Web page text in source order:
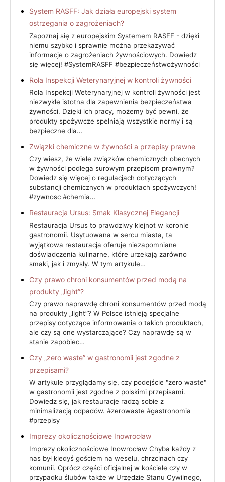
System RASFF: Jak działa europejski system
ostrzegania o zagrożeniach?
Zapoznaj się z europejskim Systemem RASFF - dzięki
niemu szybko i sprawnie można przekazywać
informacje o zagrożeniach żywnościowych. Dowiedz
się więcej! #SystemRASFF #bezpieczeństwożywności
Rola Inspekcji Weterynaryjnej w kontroli żywności
Rola Inspekcji Weterynaryjnej w kontroli żywności jest
niezwykle istotna dla zapewnienia bezpieczeństwa
żywności. Dzięki ich pracy, możemy być pewni, że
produkty spożywcze spełniają wszystkie normy i są
bezpieczne dla…
Związki chemiczne w żywności a przepisy prawne
Czy wiesz, że wiele związków chemicznych obecnych
w żywności podlega surowym przepisom prawnym?
Dowiedz się więcej o regulacjach dotyczących
substancji chemicznych w produktach spożywczych!
#zywnosc #chemia…
Restauracja Ursus: Smak Klasycznej Elegancji
Restauracja Ursus to prawdziwy klejnot w koronie
gastronomii. Usytuowana w sercu miasta, ta
wyjątkowa restauracja oferuje niezapomniane
doświadczenia kulinarne, które urzekają zarówno
smaki, jak i zmysły. W tym artykule…
Czy prawo chroni konsumentów przed modą na
produkty „light”?
Czy prawo naprawdę chroni konsumentów przed modą
na produkty „light”? W Polsce istnieją specjalne
przepisy dotyczące informowania o takich produktach,
ale czy są one wystarczające? Czy naprawdę są w
stanie zapobiec…
Czy „zero waste” w gastronomii jest zgodne z
przepisami?
W artykule przyglądamy się, czy podejście "zero waste"
w gastronomii jest zgodne z polskimi przepisami.
Dowiedz się, jak restauracje radzą sobie z
minimalizacją odpadów. #zerowaste #gastronomia
#przepisy
Imprezy okolicznościowe Inowrocław
Imprezy okolicznościowe Inowrocław Chyba każdy z
nas był kiedyś gościem na weselu, chrzcinach czy
komunii. Oprócz części oficjalnej w kościele czy w
przypadku ślubów także w Urzędzie Stanu Cywilnego,